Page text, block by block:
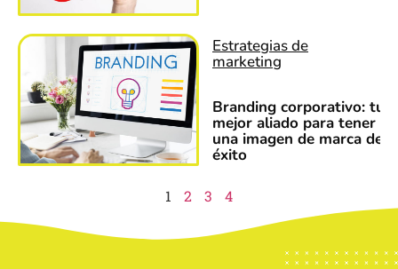
Estrategias de
marketing
Branding corporativo: tu
mejor aliado para tener
una imagen de marca de
éxito
1 2 3 4